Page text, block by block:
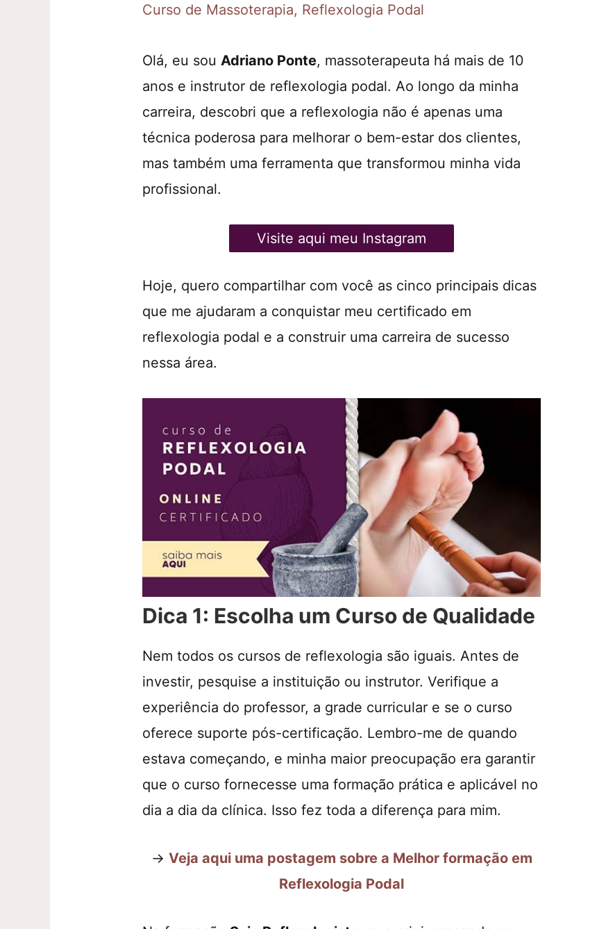
Curso de Massoterapia, Reflexologia Podal
Olá, eu sou Adriano Ponte, massoterapeuta há mais de 10
anos e instrutor de reflexologia podal. Ao longo da minha
carreira, descobri que a reflexologia não é apenas uma
técnica poderosa para melhorar o bem-estar dos clientes,
mas também uma ferramenta que transformou minha vida
profissional.
Visite aqui meu Instagram
Hoje, quero compartilhar com você as cinco principais dicas
que me ajudaram a conquistar meu certificado em
reflexologia podal e a construir uma carreira de sucesso
nessa área.
Dica 1: Escolha um Curso de Qualidade
Nem todos os cursos de reflexologia são iguais. Antes de
investir, pesquise a instituição ou instrutor. Verifique a
experiência do professor, a grade curricular e se o curso
oferece suporte pós-certificação. Lembro-me de quando
estava começando, e minha maior preocupação era garantir
que o curso fornecesse uma formação prática e aplicável no
dia a dia da clínica. Isso fez toda a diferença para mim.
→ Veja aqui uma postagem sobre a Melhor formação em
Reflexologia Podal